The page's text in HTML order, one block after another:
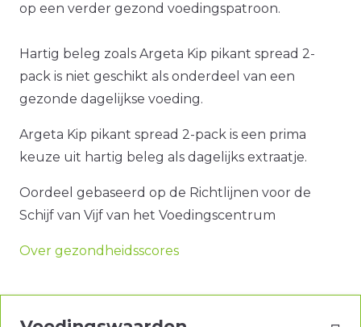
op een verder gezond voedingspatroon.
Hartig beleg zoals Argeta Kip pikant spread 2-
pack is niet geschikt als onderdeel van een
gezonde dagelijkse voeding.
Argeta Kip pikant spread 2-pack is een prima
keuze uit hartig beleg als dagelijks extraatje.
Oordeel gebaseerd op de Richtlijnen voor de
Schijf van Vijf van het Voedingscentrum
Over gezondheidsscores